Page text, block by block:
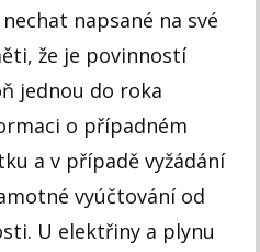
napsané na své
že je povinností
jednou do roka
o případném
a v případě vyžádání
vyúčtování od
U elektřiny a plynu